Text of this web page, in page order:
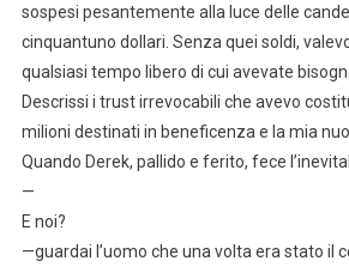
sospesi pesantemente alla luce delle
cinquantuno dollari. Senza quei soldi,
qualsiasi tempo libero di cui avevate
Descrissi i trust irrevocabili che avevo
milioni destinati in beneficenza e la mia
Quando Derek, pallido e ferito, fece
—
E noi?
—guardai l’uomo che una volta era stato il